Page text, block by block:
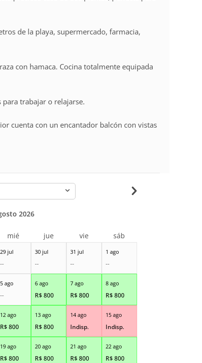
de la playa, supermercado, farmacia,
con hamaca. Cocina totalmente equipada
para trabajar o relajarse.
cuenta con un encantador balcón con vistas
29 jul
--
30 jul
--
31 jul
--
1 ago
--
5 ago
--
6 ago
R$800
7 ago
R$800
8 ago
R$800
12 ago
R$800
13 ago
R$800
14 ago
Indisp.
15 ago
Indisp.
19 ago
R$800
20 ago
R$800
21 ago
R$800
22 ago
R$800
2026
mié jue vie sáb